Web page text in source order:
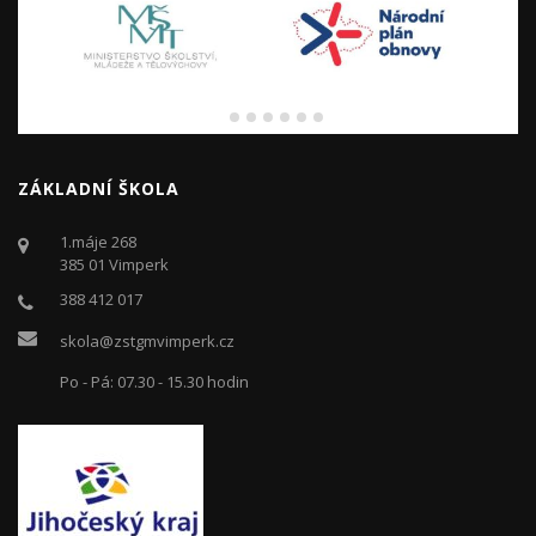
ZÁKLADNÍ ŠKOLA
1.máje 268
385 01 Vimperk
388 412 017
skola@zstgmvimperk.cz
Po - Pá: 07.30 - 15.30 hodin